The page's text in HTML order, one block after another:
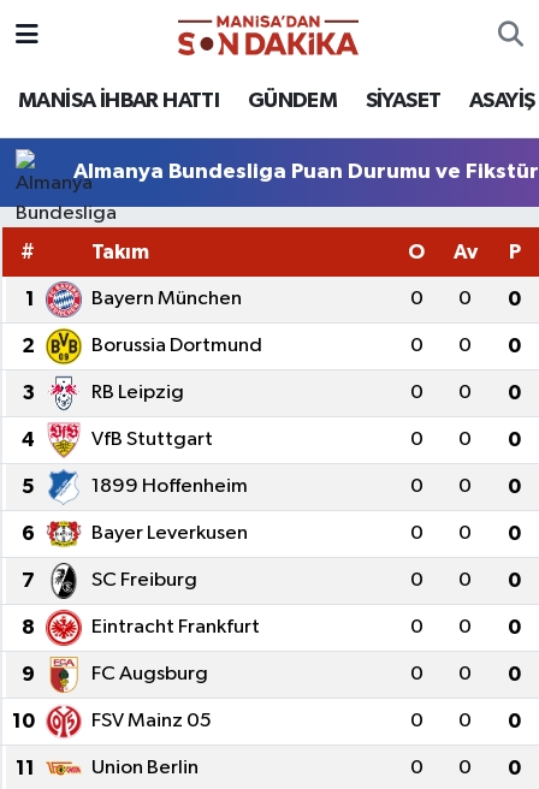
MANİSA İHBAR HATTI GÜNDEM SİYASET ASAYİŞ
Almanya Bundesliga Puan Durumu ve Fikstür
# Takım O Av P
1 Bayern München 0 0 0
2 Borussia Dortmund 0 0 0
3 RB Leipzig 0 0 0
4 VfB Stuttgart 0 0 0
5 1899 Hoffenheim 0 0 0
6 Bayer Leverkusen 0 0 0
7 SC Freiburg 0 0 0
8 Eintracht Frankfurt 0 0 0
9 FC Augsburg 0 0 0
10 FSV Mainz 05 0 0 0
11 Union Berlin 0 0 0
ASAYİŞ
KÜLTÜR-SANAT
MAGAZİN
MANİSA'DA TRAFİK
SİYASET
SPOR
YAŞAM
GİZLİLİK SÖZLEŞMESİ
İLETİŞİM
Hava Durumu
Puan Durumu ve Fikstür
Tüm Manşetler
Son Dakika Haberleri
Haber Arşivi